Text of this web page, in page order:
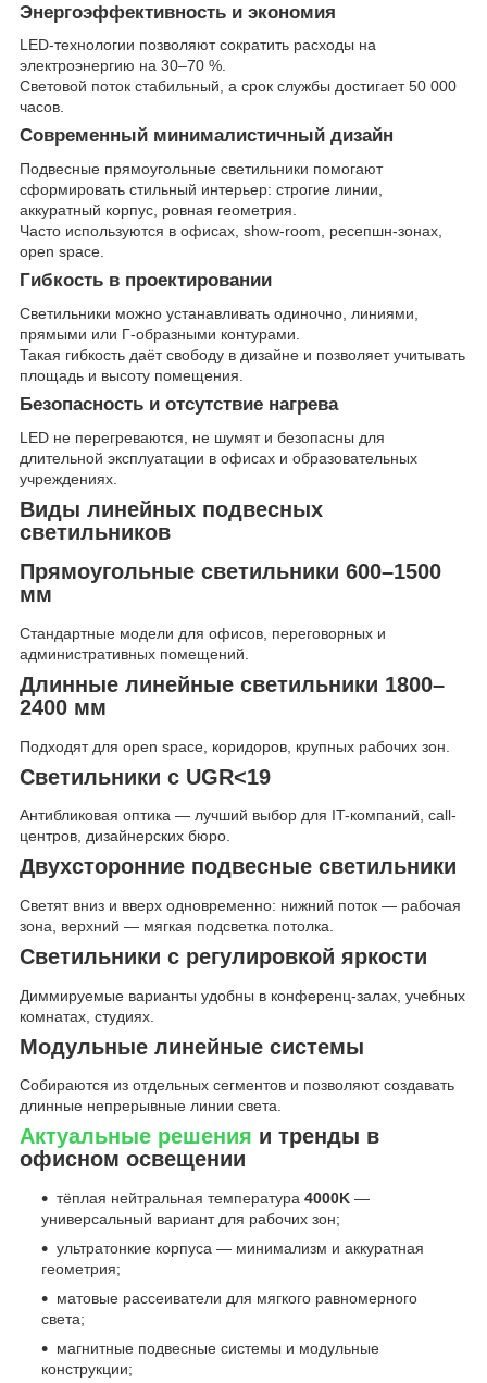
Энергоэффективность и экономия
LED-технологии позволяют сократить расходы на
электроэнергию на 30–70 %.
Световой поток стабильный, а срок службы достигает 50 000
часов.
Современный минималистичный дизайн
Подвесные прямоугольные светильники помогают
сформировать стильный интерьер: строгие линии,
аккуратный корпус, ровная геометрия.
Часто используются в офисах, show-room, ресепшн-зонах,
open space.
Гибкость в проектировании
Светильники можно устанавливать одиночно, линиями,
прямыми или Г-образными контурами.
Такая гибкость даёт свободу в дизайне и позволяет учитывать
площадь и высоту помещения.
Безопасность и отсутствие нагрева
LED не перегреваются, не шумят и безопасны для
длительной эксплуатации в офисах и образовательных
учреждениях.
Виды линейных подвесных
светильников
Прямоугольные светильники 600–1500
мм
Стандартные модели для офисов, переговорных и
административных помещений.
Длинные линейные светильники 1800–
2400 мм
Подходят для open space, коридоров, крупных рабочих зон.
Светильники с UGR<19
Антибликовая оптика — лучший выбор для IT-компаний, call-
центров, дизайнерских бюро.
Двухсторонние подвесные светильники
Светят вниз и вверх одновременно: нижний поток — рабочая
зона, верхний — мягкая подсветка потолка.
Светильники с регулировкой яркости
Диммируемые варианты удобны в конференц-залах, учебных
комнатах, студиях.
Модульные линейные системы
Собираются из отдельных сегментов и позволяют создавать
длинные непрерывные линии света.
Актуальные решения и тренды в
офисном освещении
тёплая нейтральная температура 4000K —
универсальный вариант для рабочих зон;
ультратонкие корпуса — минимализм и аккуратная
геометрия;
матовые рассеиватели для мягкого равномерного
света;
магнитные подвесные системы и модульные
конструкции;